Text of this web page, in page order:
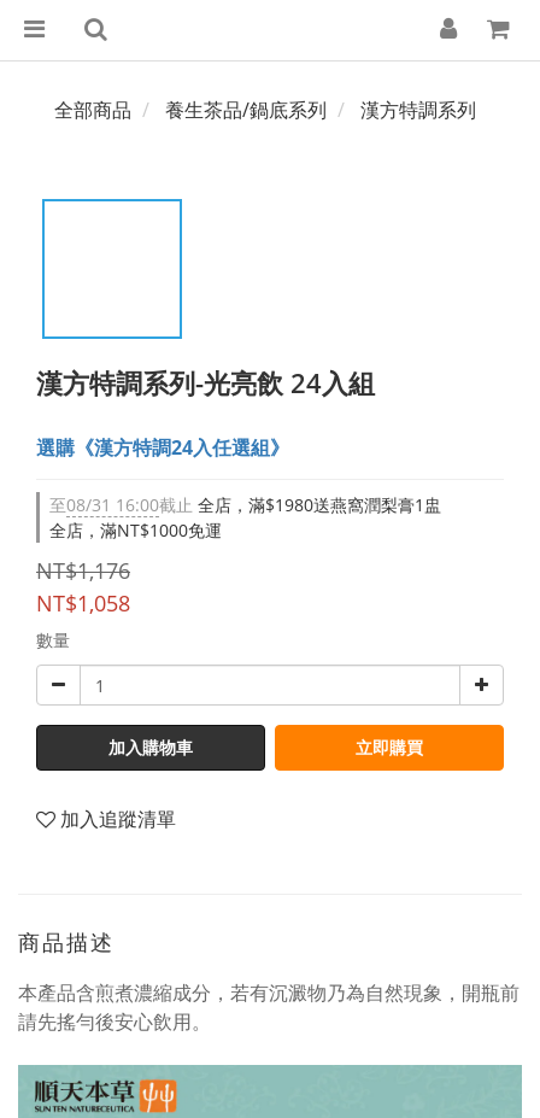
全部商品 養生茶品/鍋底系列 漢方特調系列
漢方特調系列-光亮飲 24入組
選購《漢方特調24入任選組》
至08/31 16:00截止 全店，滿$1980送燕窩潤梨膏1盅
全店，滿NT$1000免運
NT$1,176
NT$1,058
數量
加入購物車 立即購買
加入追蹤清單
商品描述
本產品含煎煮濃縮成分，若有沉澱物乃為自然現象，開瓶前
請先搖勻後安心飲用。